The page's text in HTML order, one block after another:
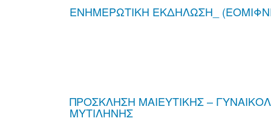
ΕΝΗΜΕΡΩΤΙΚΗ ΕΚΔΗΛΩΣΗ_
ΠΡΟΣΚΛΗΣΗ ΜΑΙΕΥΤΙΚΗΣ –
ΜΥΤΙΛΗΝΗΣ